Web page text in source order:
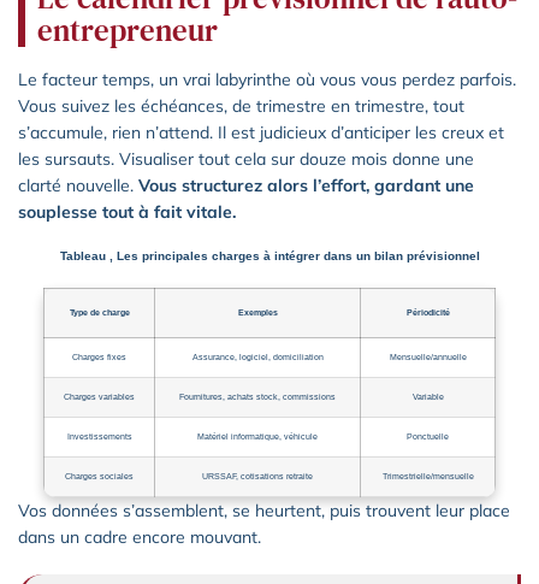
entrepreneur
Le facteur temps, un vrai labyrinthe où vous vous perdez parfois.
Vous suivez les échéances, de trimestre en trimestre, tout
s’accumule, rien n’attend. Il est judicieux d’anticiper les creux et
les sursauts. Visualiser tout cela sur douze mois donne une
clarté nouvelle. Vous structurez alors l’effort, gardant une
souplesse tout à fait vitale.
Tableau , Les principales charges à intégrer dans un bilan prévisionnel
Type de charge Exemples Périodicité
Charges fixes Assurance, logiciel, domiciliation Mensuelle/annuelle
Charges variables Fournitures, achats stock, commissions Variable
Investissements Matériel informatique, véhicule Ponctuelle
Charges sociales URSSAF, cotisations retraite Trimestrielle/mensuelle
Vos données s’assemblent, se heurtent, puis trouvent leur place
dans un cadre encore mouvant.